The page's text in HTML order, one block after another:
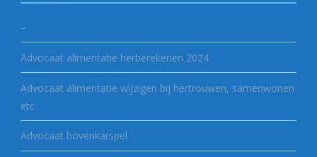
–
Advocaat alimentatie herberekenen 2024
Advocaat alimentatie wijzigen bij hertrouwen, samenwonen
etc
Advocaat bovenkarspel